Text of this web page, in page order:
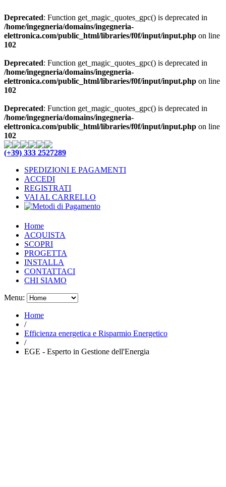
Deprecated: Function get_magic_quotes_gpc() is deprecated in
/home/ingegneria/domains/ingegneria-
elettronica.com/public_html/libraries/f0f/input/input.php on line
102
Deprecated: Function get_magic_quotes_gpc() is deprecated in
/home/ingegneria/domains/ingegneria-
elettronica.com/public_html/libraries/f0f/input/input.php on line
102
Deprecated: Function get_magic_quotes_gpc() is deprecated in
/home/ingegneria/domains/ingegneria-
elettronica.com/public_html/libraries/f0f/input/input.php on line
102
(+39) 333 2527289
SPEDIZIONI E PAGAMENTI
ACCEDI
REGISTRATI
VAI AL CARRELLO
Home
ACQUISTA
SCOPRI
PROGETTA
INSTALLA
CONTATTACI
CHI SIAMO
Menu:
Home
/
Efficienza energetica e Risparmio Energetico
/
EGE - Esperto in Gestione dell'Energia